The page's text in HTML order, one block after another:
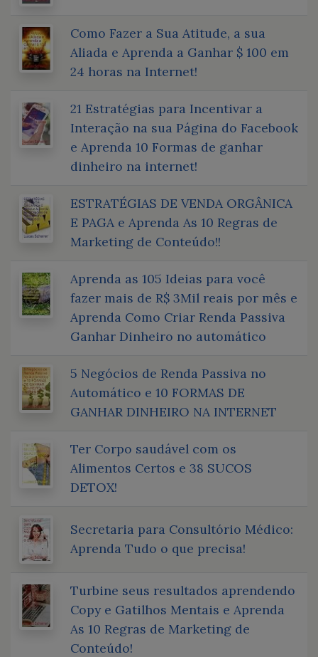
Como Fazer a Sua Atitude, a sua
Aliada e Aprenda a Ganhar $ 100 em
24 horas na Internet!
21 Estratégias para Incentivar a
Interação na sua Página do Facebook
e Aprenda 10 Formas de ganhar
dinheiro na internet!
ESTRATÉGIAS DE VENDA ORGÂNICA
E PAGA e Aprenda As 10 Regras de
Marketing de Conteúdo!!
Aprenda as 105 Ideias para você
fazer mais de R$ 3Mil reais por mês e
Aprenda Como Criar Renda Passiva
Ganhar Dinheiro no automático
5 Negócios de Renda Passiva no
Automático e 10 FORMAS DE
GANHAR DINHEIRO NA INTERNET
Ter Corpo saudável com os
Alimentos Certos e 38 SUCOS
DETOX!
Secretaria para Consultório Médico:
Aprenda Tudo o que precisa!
Turbine seus resultados aprendendo
Copy e Gatilhos Mentais e Aprenda
As 10 Regras de Marketing de
Conteúdo!